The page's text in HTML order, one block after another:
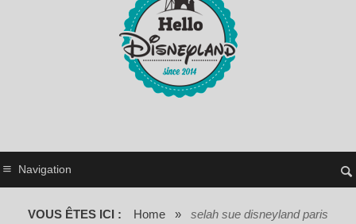
Navigation
VOUS ÊTES ICI : Home » selah sue disneyland paris